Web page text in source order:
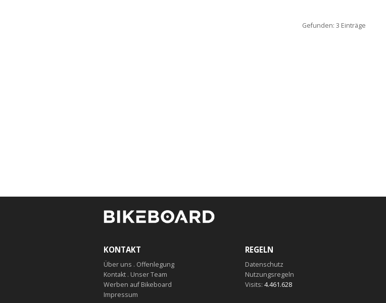
Gefunden: 3 Einträge
KONTAKT
Über uns . Offenlegung
Kontakt . Unser Team
Werben auf Bikeboard
Impressum
REGELN
Datenschutz
Nutzungsregeln
Visits: 4.461.628